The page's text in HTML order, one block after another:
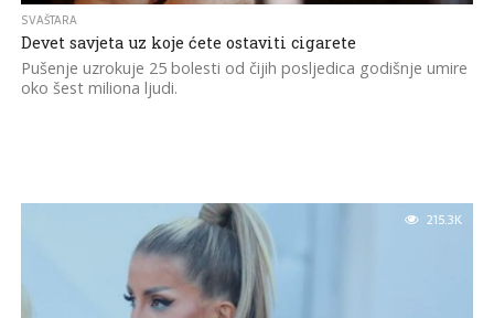
SVAŠTARA
Devet savjeta uz koje ćete ostaviti cigarete
Pušenje uzrokuje 25 bolesti od čijih posljedica godišnje umire
oko šest miliona ljudi.
215.3K